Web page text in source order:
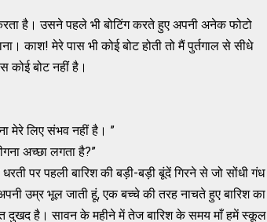
करता है। उसने पहले भी बोटिंग करते हुए अपनी अनेक फोटो
काश! मेरे पास भी कोई बोट होती तो मैं पुर्तगाल से सीधे
कोई बोट नहीं है।
मेरे लिए संभव नहीं है। ”
अच्छा लगता है?”
पर पहली बारिश की बड़ी-बड़ी बूंदें गिरने से जो सोंधी गंध
उम्र भूल जाती हूं, एक बच्चे की तरह नाचते हुए बारिश का
दुखद है। सावन के महीने में तेज बारिश के समय माँ हमें स्कूल